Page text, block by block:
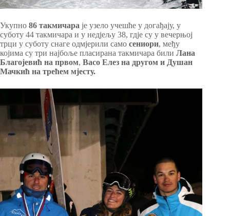
Укупно 86 такмичара је узело учешће у догађају, у
суботу 44 такмичара и у недјељу 38, гдје су у вечерњој
трци у суботу снаге одмјерили само сениори, међу
којима су три најбоље пласирана такмичара били Лана
Благојевић на првом, Васо Елез на другом и Душан
Мачкић на трећем мјесту.